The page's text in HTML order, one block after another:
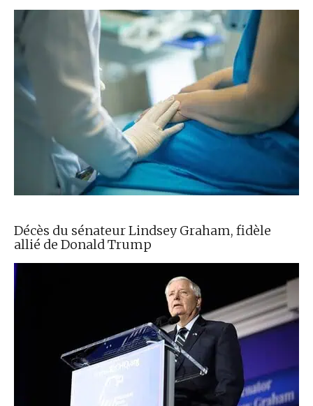
Décès du sénateur Lindsey Graham, fidèle
allié de Donald Trump